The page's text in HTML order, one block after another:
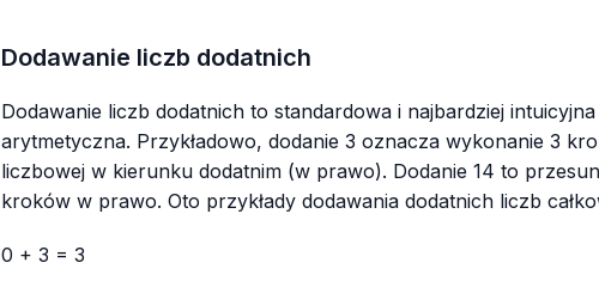
Dodawanie liczb dodatnich
Dodawanie liczb dodatnich to standardowa i najbardziej
arytmetyczna. Przykładowo, dodanie 3 oznacza wykonanie 3
liczbowej w kierunku dodatnim (w prawo). Dodanie 14 to
kroków w prawo. Oto przykłady dodawania dodatnich liczb
0 + 3 = 3